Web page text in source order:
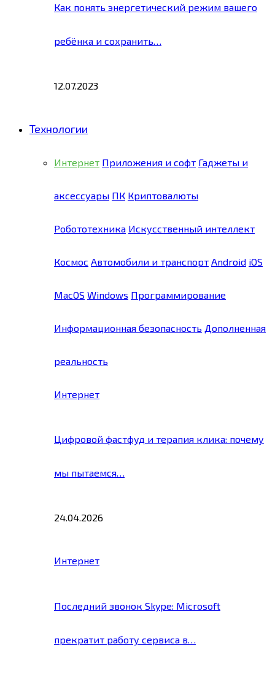
Как понять энергетический режим вашего
ребёнка и сохранить…
12.07.2023
Технологии
Интернет Приложения и софт Гаджеты и
аксессуары ПК Криптовалюты
Робототехника Искусственный интеллект
Космос Автомобили и транспорт Android iOS
MacOS Windows Программирование
Информационная безопасность Дополненная
реальность
Интернет
Цифровой фастфуд и терапия клика: почему
мы пытаемся…
24.04.2026
Интернет
Последний звонок Skype: Microsoft
прекратит работу сервиса в…